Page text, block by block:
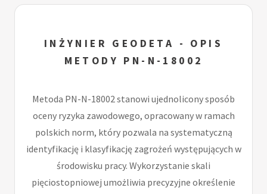
INŻYNIER GEODETA - OPIS
METODY PN-N-18002
Metoda PN-N-18002 stanowi ujednolicony sposób
oceny ryzyka zawodowego, opracowany w ramach
polskich norm, który pozwala na systematyczną
identyfikację i klasyfikację zagrożeń występujących w
środowisku pracy. Wykorzystanie skali
pięciostopniowej umożliwia precyzyjne określenie